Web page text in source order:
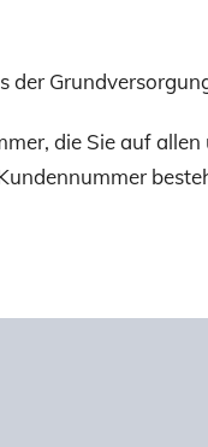
der
die Sie auf